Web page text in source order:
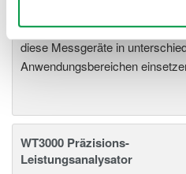
entwickelt. Durch den großen
diese Messgeräte in
Anwendungsbereichen
WT3000 Präzisions-
Leistungsanalysator